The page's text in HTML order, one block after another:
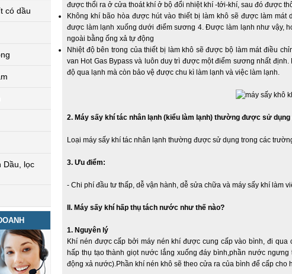
có dầu
Dầu, lọc
được thổi ra ở cửa thoát khí ở bộ đổi nhiệt khí -tới-khí, sau đó được
Không khí bão hòa được hút vào thiết bị làm khô sẽ được làm
được làm lạnh xuống dưới điểm sương 4. Được làm lạnh như vậy,
ngoài bằng ống xả tự động
Nhiệt độ bên trong của thiết bị làm khô sẽ được bộ làm mát điều
van Hot Gas Bypass và luôn duy trì được một điểm sương nhất
độ qua lạnh mà còn bảo vệ được chu kì làm lạnh và việc làm lạnh.
2. Máy sấy khí tác nhân lạnh (kiểu làm lạnh) thường được sử
Loại máy sấy khí tác nhân lạnh thường được sử dụng trong các
3. Ưu điểm:
- Chi phí đầu tư thấp, dễ vận hành, dễ sửa chữa và máy sấy khí làm
II. Máy sấy khí hấp thụ tách nước như thế nào?
1. Nguyên lý
Khí nén được cấp bởi máy nén khí được cung cấp vào bình, đi
hấp thụ tạo thành giọt nước lắng xuống đáy bình,phần nước
động xả nước).Phần khí nén khô sẽ theo cửa ra của bình để cấp cho